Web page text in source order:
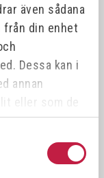
även sådana
din enhet
Dessa kan i
annan
eller som de
tjänster.
HSS-G
HSS-G
HSS-G